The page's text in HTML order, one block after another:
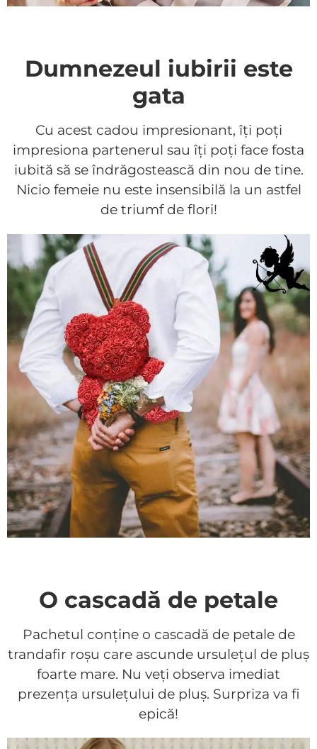
Dumnezeul iubirii este
gata
Cu acest cadou impresionant, îți poți
impresiona partenerul sau îți poți face fosta
iubită să se îndrăgostească din nou de tine.
Nicio femeie nu este insensibilă la un astfel
de triumf de flori!
O cascadă de petale
Pachetul conține o cascadă de petale de
trandafir roșu care ascunde ursulețul de pluș
foarte mare. Nu veți observa imediat
prezența ursulețului de pluș. Surpriza va fi
epică!